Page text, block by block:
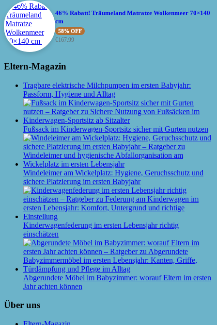
46% Rabatt! Träumeland Matratze Wolkenmeer 70×140
cm
58% OFF
€167.99
Eltern-Magazin
Tragbare elektrische Milchpumpen im ersten Babyjahr:
Passform, Hygiene und Alltag
Fußsack im Kinderwagen-Sportsitz sicher mit Gurten nutzen
Windeleimer am Wickelplatz: Hygiene, Geruchsschutz und
sichere Platzierung im ersten Babyjahr
Kinderwagenfederung im ersten Lebensjahr richtig
einschätzen
Abgerundete Möbel im Babyzimmer: worauf Eltern im ersten
Jahr achten können
Über uns